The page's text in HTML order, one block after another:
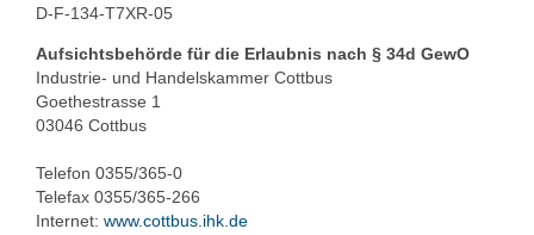
D-F-134-T7XR-05
Aufsichtsbehörde für die Erlaubnis nach § 34d GewO
Industrie- und Handelskammer Cottbus
Goethestrasse 1
03046 Cottbus
Telefon 0355/365-0
Telefax 0355/365-266
Internet: www.cottbus.ihk.de